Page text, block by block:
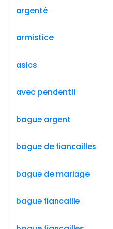
argenté
armistice
asics
avec pendentif
bague argent
bague de fiancailles
bague de mariage
bague fiancaille